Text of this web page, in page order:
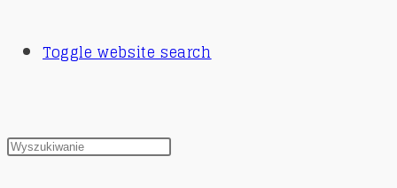
Toggle website search